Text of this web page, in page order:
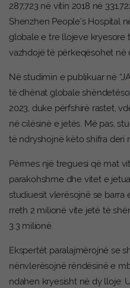
287,723 në vitin 2018 në
Shenzhen People’s Hospital
globale e tre llojeve kryesore
vazhdojë të përkeqësohet në
Në studimin e publikuar në
të dhënat globale
2023, duke përfshirë rastet,
në cilësinë e jetës. Më pas,
të ndryshojnë këto shifra deri
Përmes një treguesi që mat
parakohshme dhe vitet e
studiuesit vlerësojnë se
rreth 2 milionë vite jetë të
3.3 milionë.
Ekspertët paralajmërojnë se
nënvlerësojnë rëndësinë e
ndahen kryesisht në dy lloje: